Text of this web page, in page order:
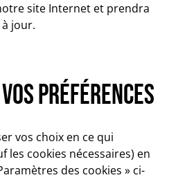
site Internet et prendra
jour.
préférences
vos choix en ce qui
les cookies nécessaires) en
des cookies » ci-